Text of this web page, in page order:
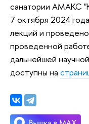
санатории АМАКС
7 октября 2024
лекций и
проведенной
дальнейшей
доступны на